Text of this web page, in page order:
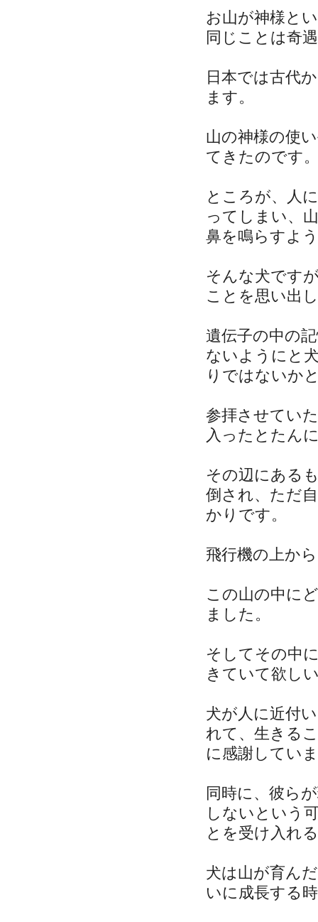
お山が神様と
同じことは奇
日本では古代
ます。
山の神様の使
てきたのです
ところが、人
ってしまい、
鼻を鳴らすよ
そんな犬です
ことを思い出
遺伝子の中の
ないようにと
りではないか
参拝させてい
入ったとたん
その辺にある
倒され、ただ
かりです。
飛行機の上か
この山の中に
ました。
そしてその中
きていて欲し
犬が人に近付
れて、生きる
に感謝してい
同時に、彼ら
しないという
とを受け入れ
犬は山が育ん
いに成長する